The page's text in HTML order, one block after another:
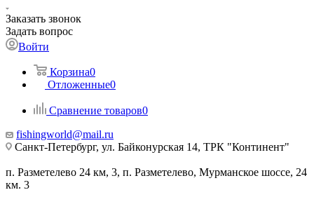
Заказать звонок
Задать вопрос
Войти
Корзина0
Отложенные0
Сравнение товаров0
fishingworld@mail.ru
Санкт-Петербург, ул. Байконурская 14, ТРК "Континент"
п. Разметелево 24 км, 3, п. Разметелево, Мурманское шоссе, 24
км. 3